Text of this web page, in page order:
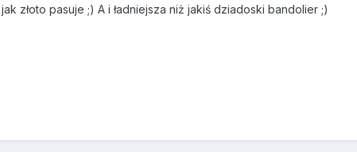
złoto pasuje ;) A i ładniejsza niż jakiś dziadoski bandolier ;)